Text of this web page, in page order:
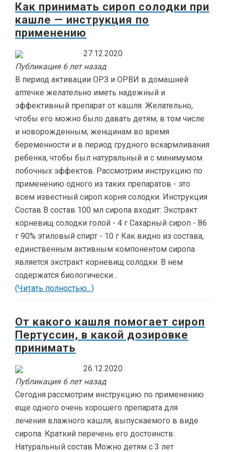
Как принимать сироп солодки при
кашле — инструкция по
применению
27.12.2020
Публикация 6 лет назад
В период активации ОРЗ и ОРВИ в домашней
аптечке желательно иметь надежный и
эффективный препарат от кашля. Желательно,
чтобы его можно было давать детям, в том числе
и новорожденным, женщинам во время
беременности и в период грудного вскармливания
ребенка, чтобы был натуральный и с минимумом
побочных эффектов. Рассмотрим инструкцию по
применению одного из таких препаратов - это
всем известный сироп корня солодки. Инструкция
Состав В состав 100 мл сиропа входит: Экстракт
корневищ солодки голой - 4 г Сахарный сироп - 86
г 90% этиловый спирт - 10 г Как видно из состава,
единственным активным компонентом сиропа
является экстракт корневищ солодки. В нем
содержатся биологически...
(Читать полностью...)
От какого кашля помогает сироп
Пертуссин, в какой дозировке
принимать
26.12.2020
Публикация 6 лет назад
Сегодня рассмотрим инструкцию по применению
еще одного очень хорошего препарата для
лечения влажного кашля, выпускаемого в виде
сиропа. Краткий перечень его достоинств:
Натуральный состав Можно детям с 3 лет